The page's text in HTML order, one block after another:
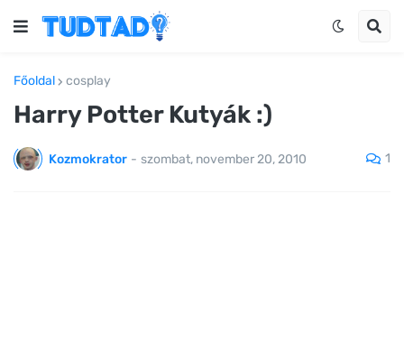
Főoldal cosplay
Harry Potter Kutyák :)
Kozmokrator - szombat, november 20, 2010 1